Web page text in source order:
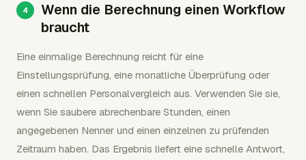
Wenn die Berechnung einen Workflow
braucht
Eine einmalige Berechnung reicht für eine
Einstellungsprüfung, eine monatliche Überprüfung oder
einen schnellen Personalvergleich aus. Verwenden Sie sie,
wenn Sie saubere abrechenbare Stunden, einen
angegebenen Nenner und einen einzelnen zu prüfenden
Zeitraum haben. Das Ergebnis liefert eine schnelle Antwort,